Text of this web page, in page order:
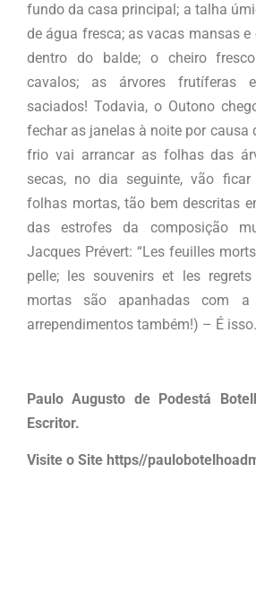
fundo da casa principal; a talha
de água fresca; as vacas mansas e
dentro do balde; o cheiro
cavalos; as árvores frutíferas
saciados! Todavia, o Outono
fechar as janelas à noite por causa
frio vai arrancar as folhas das
secas, no dia seguinte, vão
folhas mortas, tão bem descritas
das estrofes da composição
Jacques Prévert: “Les feuilles
pelle; les souvenirs et les
mortas são apanhadas com
arrependimentos também!) – É isso.
Paulo Augusto de Podestá
Escritor.
Visite o Site https//